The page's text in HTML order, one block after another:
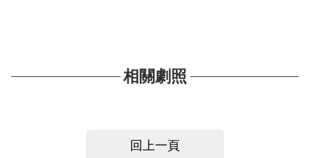
相關劇照
回上一頁